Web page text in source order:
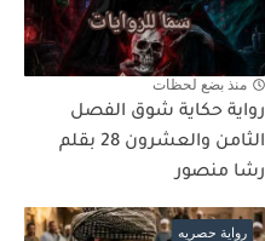
منذ بضع لحظات
رواية حكاية شوق الفصل
الثامن والعشرون 28 بقلم
رشا منصور
رواية حصريه